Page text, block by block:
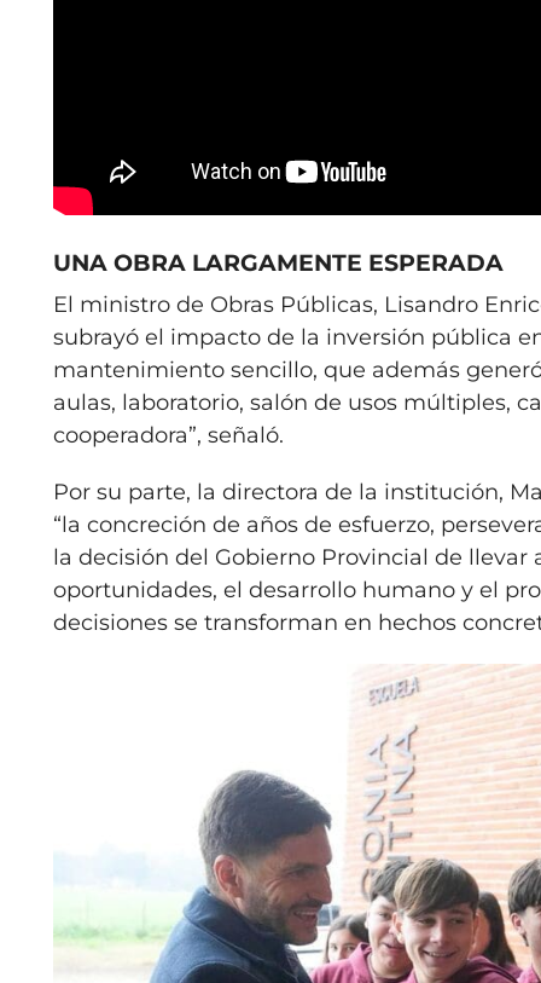
UNA OBRA LARGAMENTE ESPERADA
El ministro de Obras Públicas, Lisandro
subrayó el impacto de la inversión pública
mantenimiento sencillo, que además
aulas, laboratorio, salón de usos múltiples,
cooperadora”, señaló.
Por su parte, la directora de la institución,
“la concreción de años de esfuerzo,
la decisión del Gobierno Provincial de
oportunidades, el desarrollo humano y el
decisiones se transforman en hechos